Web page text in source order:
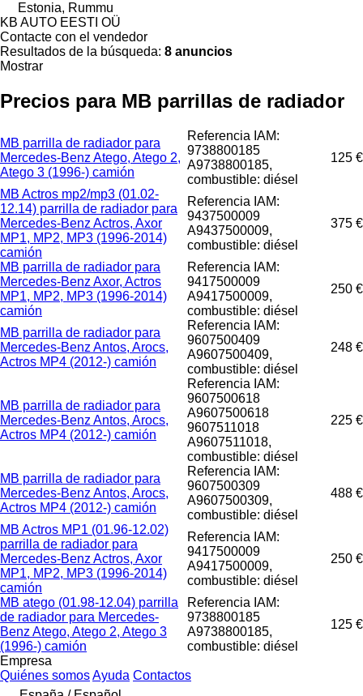
Estonia, Rummu
KB AUTO EESTI OÜ
Contacte con el vendedor
Resultados de la búsqueda: 8 anuncios
Mostrar
Precios para MB parrillas de radiador
MB parrilla de radiador para
Mercedes-Benz Atego, Atego 2,
Atego 3 (1996-) camión
Referencia IAM:
9738800185
A9738800185,
combustible: diésel
125 €
MB Actros mp2/mp3 (01.02-
12.14) parrilla de radiador para
Mercedes-Benz Actros, Axor
MP1, MP2, MP3 (1996-2014)
camión
Referencia IAM:
9437500009
A9437500009,
combustible: diésel
375 €
MB parrilla de radiador para
Mercedes-Benz Axor, Actros
MP1, MP2, MP3 (1996-2014)
camión
Referencia IAM:
9417500009
A9417500009,
combustible: diésel
250 €
MB parrilla de radiador para
Mercedes-Benz Antos, Arocs,
Actros MP4 (2012-) camión
Referencia IAM:
9607500409
A9607500409,
combustible: diésel
248 €
MB parrilla de radiador para
Mercedes-Benz Antos, Arocs,
Actros MP4 (2012-) camión
Referencia IAM:
9607500618
A9607500618
9607511018
A9607511018,
combustible: diésel
225 €
MB parrilla de radiador para
Mercedes-Benz Antos, Arocs,
Actros MP4 (2012-) camión
Referencia IAM:
9607500309
A9607500309,
combustible: diésel
488 €
MB Actros MP1 (01.96-12.02)
parrilla de radiador para
Mercedes-Benz Actros, Axor
MP1, MP2, MP3 (1996-2014)
camión
Referencia IAM:
9417500009
A9417500009,
combustible: diésel
250 €
MB atego (01.98-12.04) parrilla
de radiador para Mercedes-
Benz Atego, Atego 2, Atego 3
(1996-) camión
Referencia IAM:
9738800185
A9738800185,
combustible: diésel
125 €
Empresa
Quiénes somosAyuda Contactos